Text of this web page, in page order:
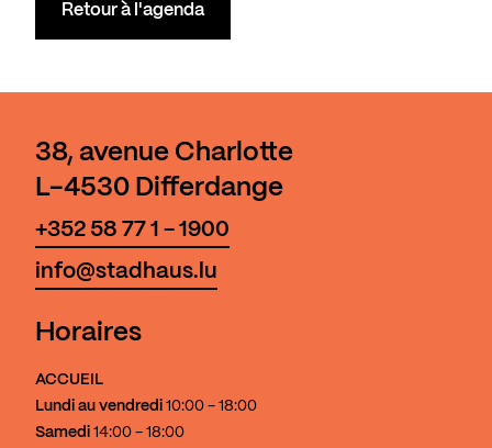
Retour à l'agenda
38, avenue Charlotte
L-4530 Differdange
+352 58 77 1 - 1900
info@stadhaus.lu
Horaires
ACCUEIL
Lundi au vendredi 10:00 - 18:00
Samedi 14:00 - 18:00